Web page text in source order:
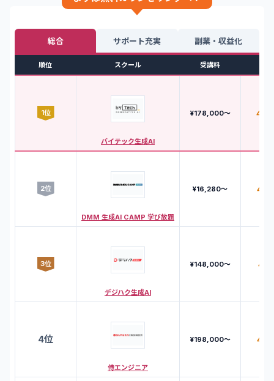
総合 サポート充実 副業・収益化
順位 スクール 受講料
1位
バイテック生成AI
¥178,000〜
2位
DMM 生成AI CAMP 学び放題
¥16,280〜
3位
デジハク生成AI
¥148,000〜
4位
侍エンジニア
¥198,000〜